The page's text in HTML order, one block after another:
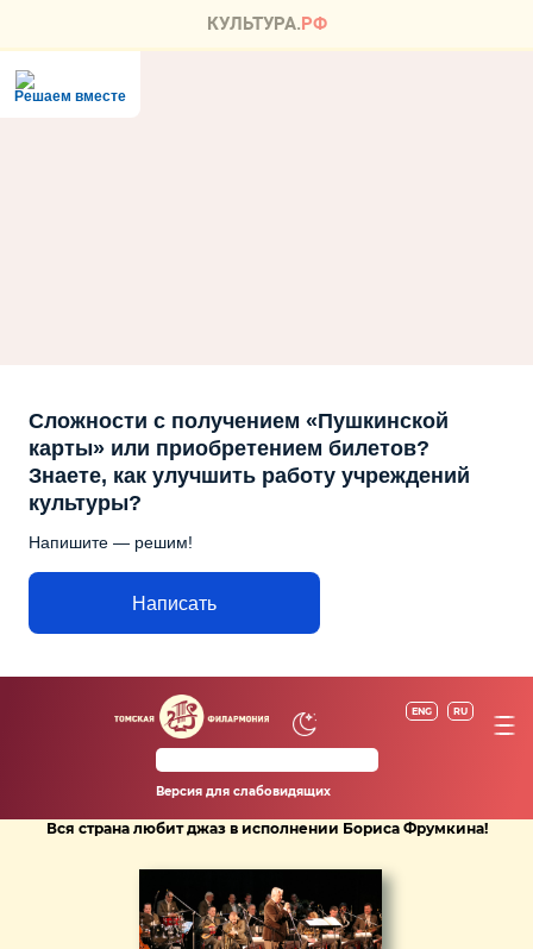
Решаем вместе
Сложности с получением «Пушкинской
карты» или приобретением билетов?
Знаете, как улучшить работу учреждений
культуры?
Напишите — решим!
Написать
ENG RU
Версия для слабовидящих
Вся страна любит джаз в исполнении Бориса Фрумкина!